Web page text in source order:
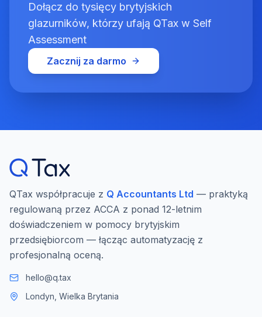
Dołącz do tysięcy brytyjskich
glazurników, którzy ufają QTax w Self
Assessment
Zacznij za darmo
QTax współpracuje z Q Accountants Ltd — praktyką
regulowaną przez ACCA z ponad 12-letnim
doświadczeniem w pomocy brytyjskim
przedsiębiorcom — łącząc automatyzację z
profesjonalną oceną.
hello@q.tax
Londyn, Wielka Brytania